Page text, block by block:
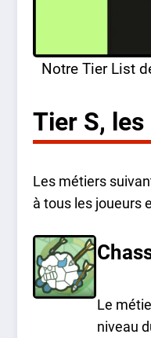
Notre Tier List
Tier S,
Les métiers
à tous les joueurs
Le
niveau